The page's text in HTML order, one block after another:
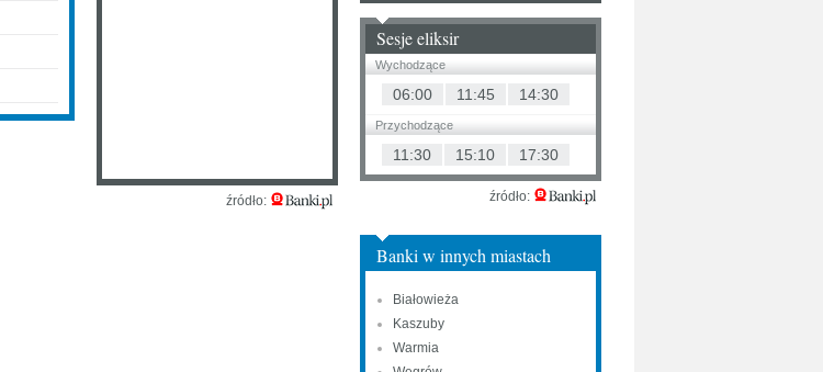
źródło:
Sesje eliksir
Wychodzące
06:00 11:45 14:30
Przychodzące
11:30 15:10 17:30
źródło:
Banki w innych miastach
Białowieża
Kaszuby
Warmia